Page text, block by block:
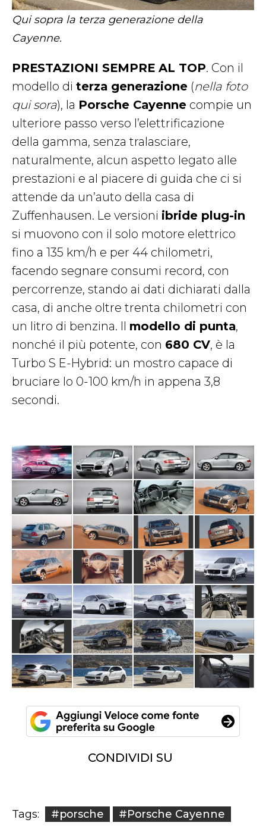
Qui sopra la terza generazione della
Cayenne.
PRESTAZIONI SEMPRE AL TOP. Con il
modello di terza generazione (nella foto
qui sora), la Porsche Cayenne compie un
ulteriore passo verso l’elettrificazione
della gamma, senza tralasciare,
naturalmente, alcun aspetto legato alle
prestazioni e al piacere di guida che ci si
attende da un’auto della casa di
Zuffenhausen. Le versioni ibride plug-in
si muovono con il solo motore elettrico
fino a 135 km/h e per 44 chilometri,
facendo segnare consumi record, con
percorrenze, stando ai dati dichiarati dalla
casa, di anche oltre trenta chilometri con
un litro di benzina. Il modello di punta,
nonché il più potente, con 680 CV, è la
Turbo S E-Hybrid: un mostro capace di
bruciare lo 0-100 km/h in appena 3,8
secondi.
CONDIVIDI SU
Tags: #porsche #Porsche Cayenne